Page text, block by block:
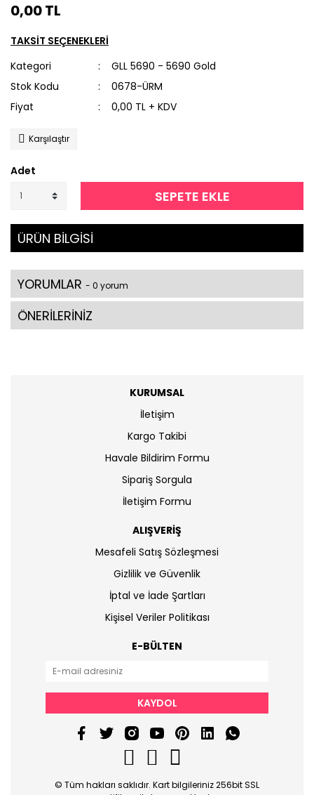
0,00 TL
TAKSİT SEÇENEKLERİ
Kategori
GLL 5690 - 5690 Gold
Stok Kodu
0678-ÜRM
Fiyat
0,00 TL + KDV
Karşılaştır
Adet
SEPETE EKLE
ÜRÜN BİLGİSİ
YORUMLAR - 0 yorum
ÖNERİLERİNİZ
KURUMSAL
İletişim
Kargo Takibi
Havale Bildirim Formu
Sipariş Sorgula
İletişim Formu
ALIŞVERİŞ
Mesafeli Satış Sözleşmesi
Gizlilik ve Güvenlik
İptal ve İade Şartları
Kişisel Veriler Politikası
E-BÜLTEN
KAYDOL
© Tüm hakları saklıdır. Kart bilgileriniz 256bit SSL